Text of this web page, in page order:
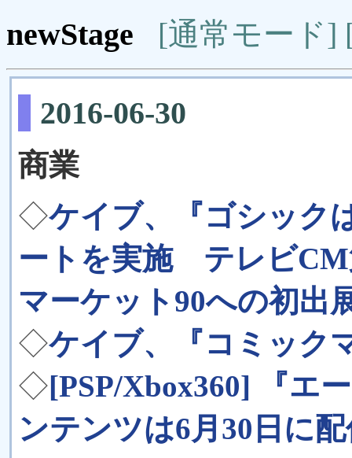
newStage [通常モード]
2016-06-30
商業
◇ケイブ、『ゴシック
ートを実施 テレビCM
マーケット90への初出
◇ケイブ、『コミック
◇[PSP/Xbox360] 『エ
ンテンツは6月30日に